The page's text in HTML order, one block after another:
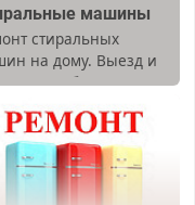
машины
стиральных
на дому. Выезд и
бесплатно.